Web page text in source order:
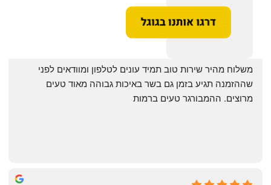
May Azulay
מרוצים. ההמבורגר טעים ברמות